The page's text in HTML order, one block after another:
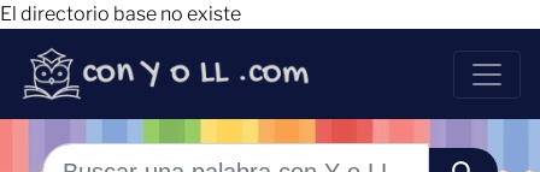
El directorio base no existe